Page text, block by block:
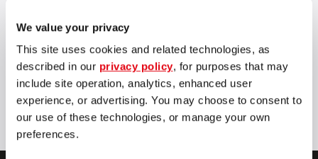
We value your privacy
This site uses cookies and related technologies, as
described in our privacy policy, for purposes that may
include site operation, analytics, enhanced user
experience, or advertising. You may choose to consent to
our use of these technologies, or manage your own
preferences.
TODOS OS TERMOS